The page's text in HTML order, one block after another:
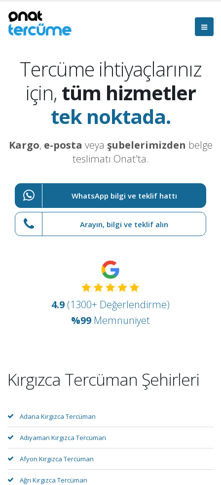
Tercüme ihtiyaçlarınız
için, tüm hizmetler
tek noktada.
Kargo, e-posta veya şubelerimizden belge
teslimatı Onat'ta.
WhatsApp bilgi ve teklif hattı
Arayın, bilgi ve teklif alın
4.9 (1300+ Değerlendirme)
%99 Memnuniyet
Kırgızca Tercüman Şehirleri
Adana Kırgızca Tercüman
Adıyaman Kırgızca Tercüman
Afyon Kırgızca Tercüman
Ağrı Kırgızca Tercüman